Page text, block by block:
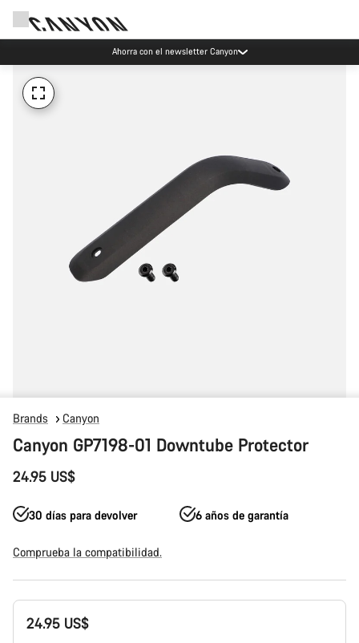
Ahorra con el newsletter Canyon
Brands Canyon
Canyon GP7198-01 Downtube Protector
24.95 US$
30 días para devolver 6 años de garantía
Comprueba la compatibilidad.
Configuración
del24.95 US$